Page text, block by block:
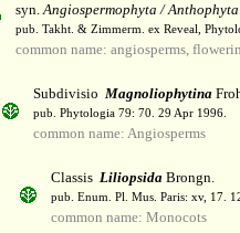
syn.Angiospermophyta / Anthophyta
pub. Takht. & Zimmerm. ex Reveal,
common name: angiosperms,
Subdivisio Magnoliophytina
pub. Phytologia 79: 70. 29 Apr 1996.
common name: Angiosperms
Classis Liliopsida Brongn.
pub. Enum. Pl. Mus. Paris: xv, 17.
common name: Monocots